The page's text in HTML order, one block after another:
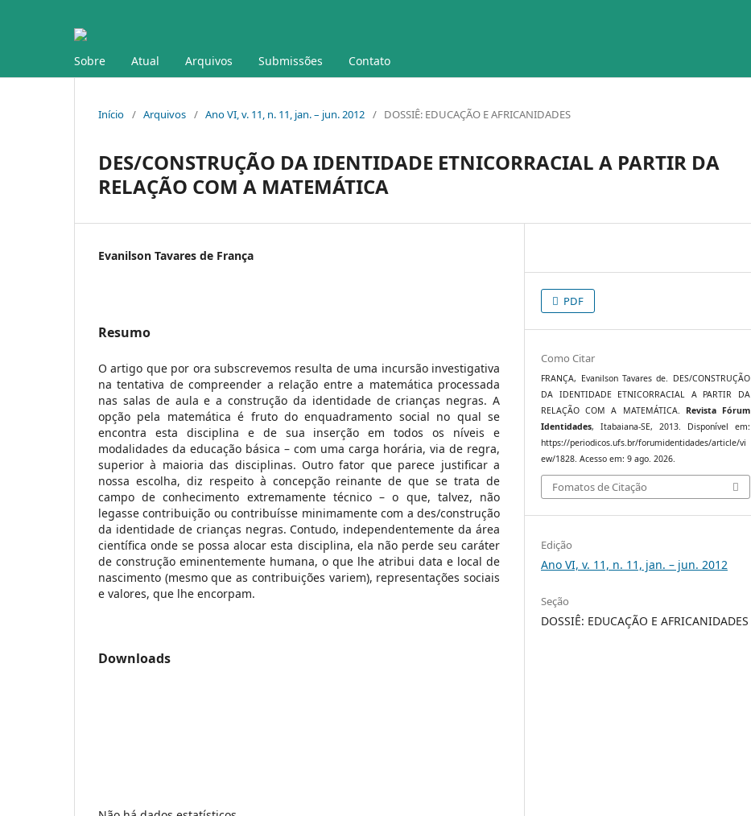
Sobre Atual Arquivos Submissões Contato
Início / Arquivos / Ano VI, v. 11, n. 11, jan. – jun. 2012 / DOSSIÊ: EDUCAÇÃO E AFRICANIDADES
DES/CONSTRUÇÃO DA IDENTIDADE ETNICORRACIAL A PARTIR DA
RELAÇÃO COM A MATEMÁTICA
Evanilson Tavares de França
Resumo
O artigo que por ora subscrevemos resulta de uma incursão investigativa
na tentativa de compreender a relação entre a matemática processada
nas salas de aula e a construção da identidade de crianças negras. A
opção pela matemática é fruto do enquadramento social no qual se
encontra esta disciplina e de sua inserção em todos os níveis e
modalidades da educação básica – com uma carga horária, via de regra,
superior à maioria das disciplinas. Outro fator que parece justificar a
nossa escolha, diz respeito à concepção reinante de que se trata de
campo de conhecimento extremamente técnico – o que, talvez, não
legasse contribuição ou contribuísse minimamente com a des/construção
da identidade de crianças negras. Contudo, independentemente da área
científica onde se possa alocar esta disciplina, ela não perde seu caráter
de construção eminentemente humana, o que lhe atribui data e local de
nascimento (mesmo que as contribuições variem), representações sociais
e valores, que lhe encorpam.
Downloads
PDF
Como Citar
FRANÇA, Evanilson Tavares de. DES/CONSTRUÇÃO
DA IDENTIDADE ETNICORRACIAL A PARTIR DA
RELAÇÃO COM A MATEMÁTICA. Revista Fórum
Identidades, Itabaiana-SE, 2013. Disponível em:
https://periodicos.ufs.br/forumidentidades/article/vi
ew/1828. Acesso em: 9 ago. 2026.
Fomatos de Citação
Edição
Ano VI, v. 11, n. 11, jan. – jun. 2012
Seção
DOSSIÊ: EDUCAÇÃO E AFRICANIDADES